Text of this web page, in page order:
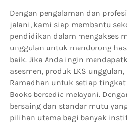
Dengan pengalaman dan
jalani, kami siap membantu
pendidikan dalam mengakses
unggulan untuk mendorong
baik. Jika Anda ingin
asesmen, produk LKS
Ramadhan untuk setiap
Books bersedia melayani.
bersaing dan standar mutu
pilihan utama bagi banyak